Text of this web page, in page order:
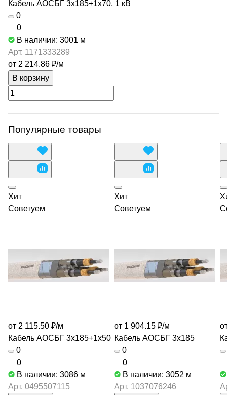
Кабель АОСБГ 3х185+1х70, 1 кВ
0
0
В наличии: 3001 м
Арт. 1171333289
от 2 214.86 ₽/м
В корзину
Популярные товары
Хит
Советуем
от 2 115.50 ₽/м
Кабель АОСБГ 3х185+1х50
0
0
В наличии: 3086 м
Арт. 0495507115
Хит
Советуем
от 1 904.15 ₽/м
Кабель АОСБГ 3х185
0
0
В наличии: 3052 м
Арт. 1037076246